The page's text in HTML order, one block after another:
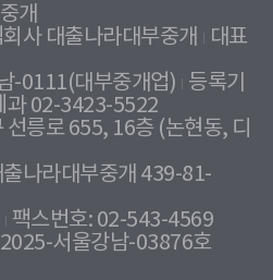
개
사 대출나라대부중개
대표
-0111(대부중개업) 등록기
과 02-3423-5522
릉로 655, 16층 (논현동, 디
나라대부중개 439-81-
팩스번호: 02-543-4569
서울강남-03876호